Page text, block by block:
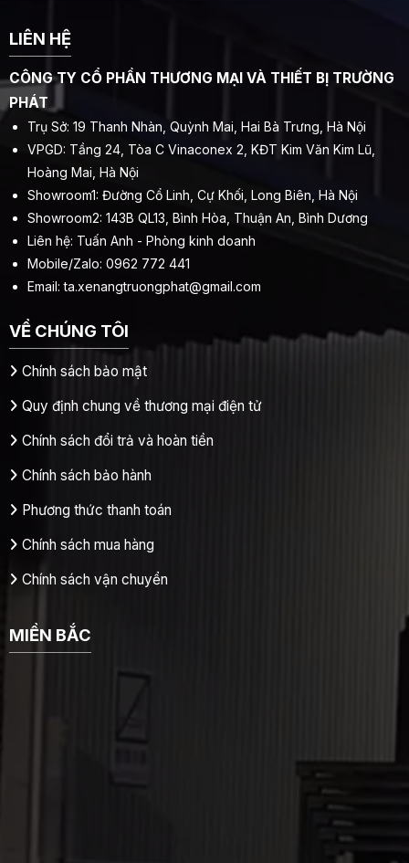
LIÊN HỆ
CÔNG TY CỔ PHẦN THƯƠNG MẠI VÀ THIẾT BỊ TRƯỜNG
PHÁT
Trụ Sở: 19 Thanh Nhàn, Quỳnh Mai, Hai Bà Trưng, Hà Nội
VPGD: Tầng 24, Tòa C Vinaconex 2, KĐT Kim Văn Kim Lũ,
Hoàng Mai, Hà Nội
Showroom1: Đường Cổ Linh, Cự Khối, Long Biên, Hà Nội
Showroom2: 143B QL13, Bình Hòa, Thuận An, Bình Dương
Liên hệ: Tuấn Anh - Phòng kinh doanh
Mobile/Zalo: 0962 772 441
Email:ta.xenangtruongphat@gmail.com
VỀ CHÚNG TÔI
Chính sách bảo mật
Quy định chung về thương mại điện tử
Chính sách đổi trả và hoàn tiền
Chính sách bảo hành
Phương thức thanh toán
Chính sách mua hàng
Chính sách vận chuyển
MIỀN BẮC